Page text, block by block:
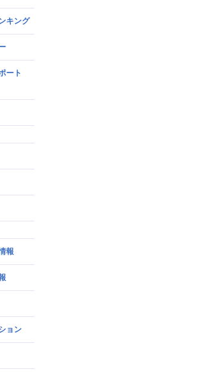
キング
ート
報
ョン